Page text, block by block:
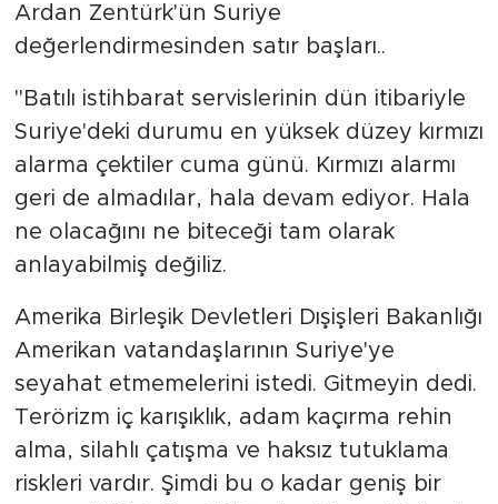
Ardan Zentürk'ün Suriye
değerlendirmesinden satır başları..
"Batılı istihbarat servislerinin dün itibariyle
Suriye'deki durumu en yüksek düzey kırmızı
alarma çektiler cuma günü. Kırmızı alarmı
geri de almadılar, hala devam ediyor. Hala
ne olacağını ne biteceği tam olarak
anlayabilmiş değiliz.
Amerika Birleşik Devletleri Dışişleri Bakanlığı
Amerikan vatandaşlarının Suriye'ye
seyahat etmemelerini istedi. Gitmeyin dedi.
Terörizm iç karışıklık, adam kaçırma rehin
alma, silahlı çatışma ve haksız tutuklama
riskleri vardır. Şimdi bu o kadar geniş bir